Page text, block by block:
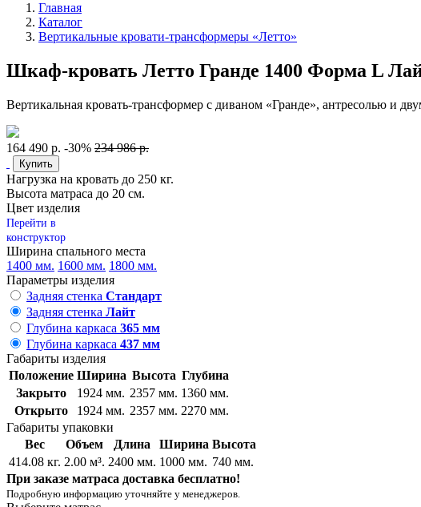
Главная
Каталог
Вертикальные кровати-трансформеры «Летто»
Шкаф-кровать Летто Гранде 1400 Форма L
Вертикальная кровать-трансформер с диваном «Гранде», антресолью и
164 490 р. -30% 234 986 р.
Купить
Нагрузка на кровать до 250 кг.
Высота матраса до 20 см.
Цвет изделия
Перейти в
конструктор
Ширина спального места
1400 мм. 1600 мм. 1800 мм.
Параметры изделия
Задняя стенка Стандарт
Задняя стенка Лайт
Глубина каркаса 365 мм
Глубина каркаса 437 мм
Габариты изделия
Положение Ширина Высота Глубина
Закрыто
1924 мм. 2357 мм. 1360 мм.
Открыто
1924 мм. 2357 мм. 2270 мм.
Габариты упаковки
Вес
Объем Длина Ширина Высота
414.08 кг. 2.00 м³. 2400 мм. 1000 мм. 740 мм.
При заказе матраса доставка бесплатно!
Подробную информацию уточняйте у менеджеров.